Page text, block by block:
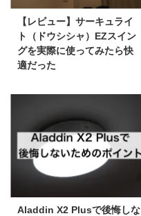
【レビュー】サーキュライ
ト（ドウシシャ）EZスイン
グを実際に使ってみたら快
適だった
Aladdin X2 Plusで後悔しな